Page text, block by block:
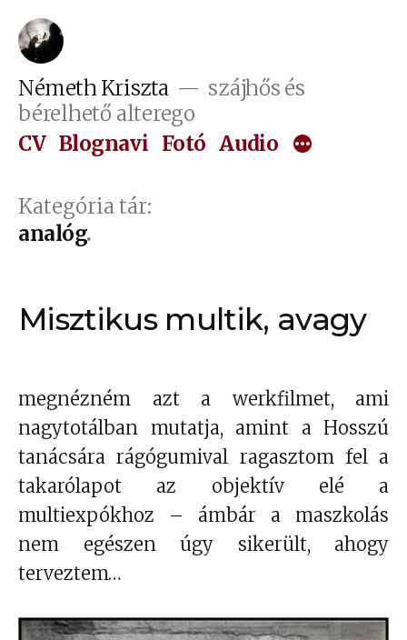
Tartalomhoz
Németh Kriszta
szájhős és
bérelhető alterego
CV Blognavi Fotó Audio
Kategória tár:
analóg
Misztikus multik, avagy
megnézném azt a werkfilmet, ami
nagytotálban mutatja, amint a Hosszú
tanácsára rágógumival ragasztom fel a
takarólapot az objektív elé a
multiexpókhoz – ámbár a maszkolás
nem egészen úgy sikerült, ahogy
terveztem…